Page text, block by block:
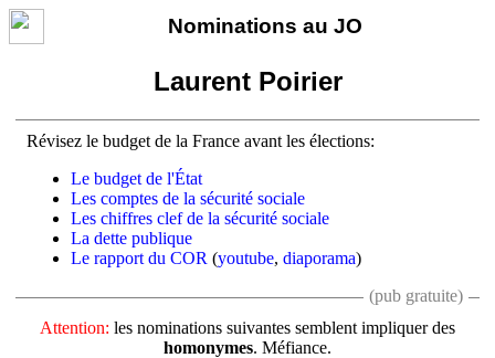
Nominations au JO
Laurent Poirier
Révisez le budget de la France avant les élections:
Le budget de l'État
Les comptes de la sécurité sociale
Les chiffres clef de la sécurité sociale
La dette publique
Le rapport du COR (youtube, diaporama)
(pub gratuite)
Attention: les nominations suivantes semblent impliquer des
homonymes. Méfiance.